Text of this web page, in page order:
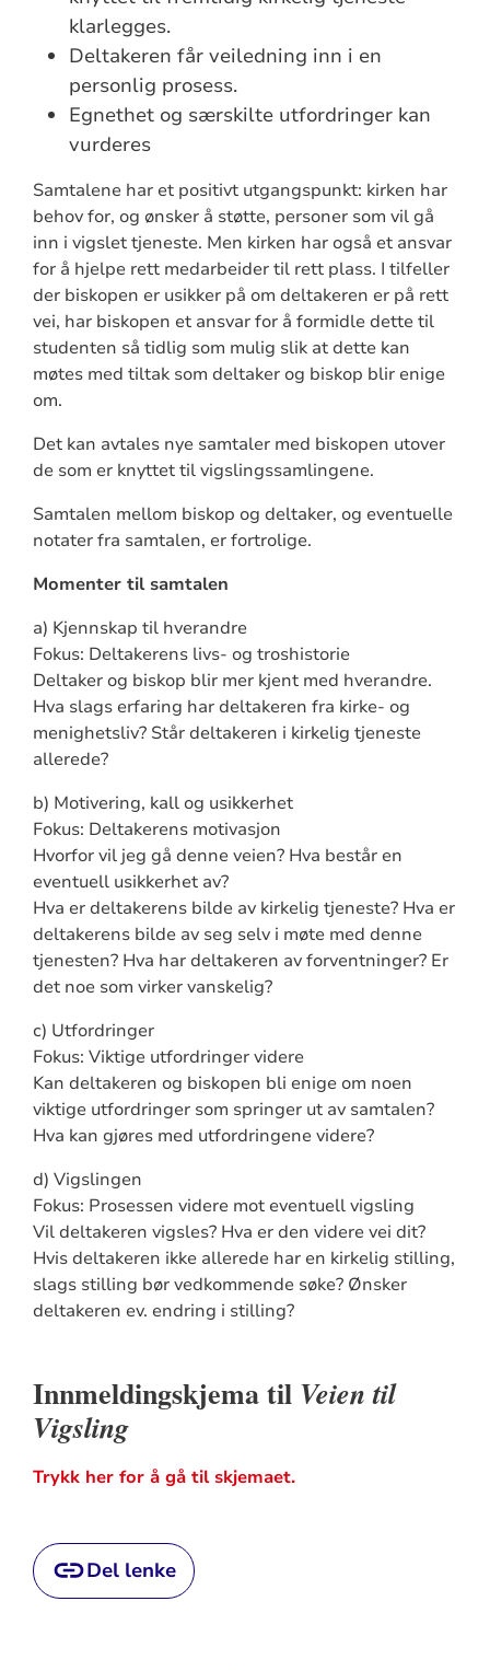
klarlegges.
Deltakeren får veiledning inn i en
personlig prosess.
Egnethet og særskilte utfordringer kan
vurderes
Samtalene har et positivt utgangspunkt: kirken har
behov for, og ønsker å støtte, personer som vil gå
inn i vigslet tjeneste. Men kirken har også et ansvar
for å hjelpe rett medarbeider til rett plass. I tilfeller
der biskopen er usikker på om deltakeren er på rett
vei, har biskopen et ansvar for å formidle dette til
studenten så tidlig som mulig slik at dette kan
møtes med tiltak som deltaker og biskop blir enige
om.
Det kan avtales nye samtaler med biskopen utover
de som er knyttet til vigslingssamlingene.
Samtalen mellom biskop og deltaker, og eventuelle
notater fra samtalen, er fortrolige.
Momenter til samtalen
a) Kjennskap til hverandre
Fokus: Deltakerens livs- og troshistorie
Deltaker og biskop blir mer kjent med hverandre.
Hva slags erfaring har deltakeren fra kirke- og
menighetsliv? Står deltakeren i kirkelig tjeneste
allerede?
b) Motivering, kall og usikkerhet
Fokus: Deltakerens motivasjon
Hvorfor vil jeg gå denne veien? Hva består en
eventuell usikkerhet av?
Hva er deltakerens bilde av kirkelig tjeneste? Hva er
deltakerens bilde av seg selv i møte med denne
tjenesten? Hva har deltakeren av forventninger? Er
det noe som virker vanskelig?
c) Utfordringer
Fokus: Viktige utfordringer videre
Kan deltakeren og biskopen bli enige om noen
viktige utfordringer som springer ut av samtalen?
Hva kan gjøres med utfordringene videre?
d) Vigslingen
Fokus: Prosessen videre mot eventuell vigsling
Vil deltakeren vigsles? Hva er den videre vei dit?
Hvis deltakeren ikke allerede har en kirkelig stilling,
slags stilling bør vedkommende søke? Ønsker
deltakeren ev. endring i stilling?
Innmeldingskjema til Veien til
Vigsling
Trykk her for å gå til skjemaet.
Del lenke